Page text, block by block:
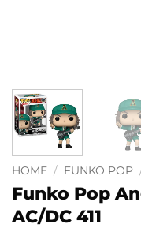
HOME / FUNKO POP
Funko Pop
AC/DC 411